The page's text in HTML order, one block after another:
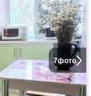
7фото